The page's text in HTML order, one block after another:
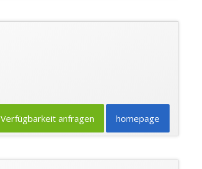
homepage
Verfügbarkeit anfragen